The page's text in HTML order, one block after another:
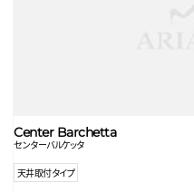
センターバルケッタ
Center Barchetta
天井取付タイプ